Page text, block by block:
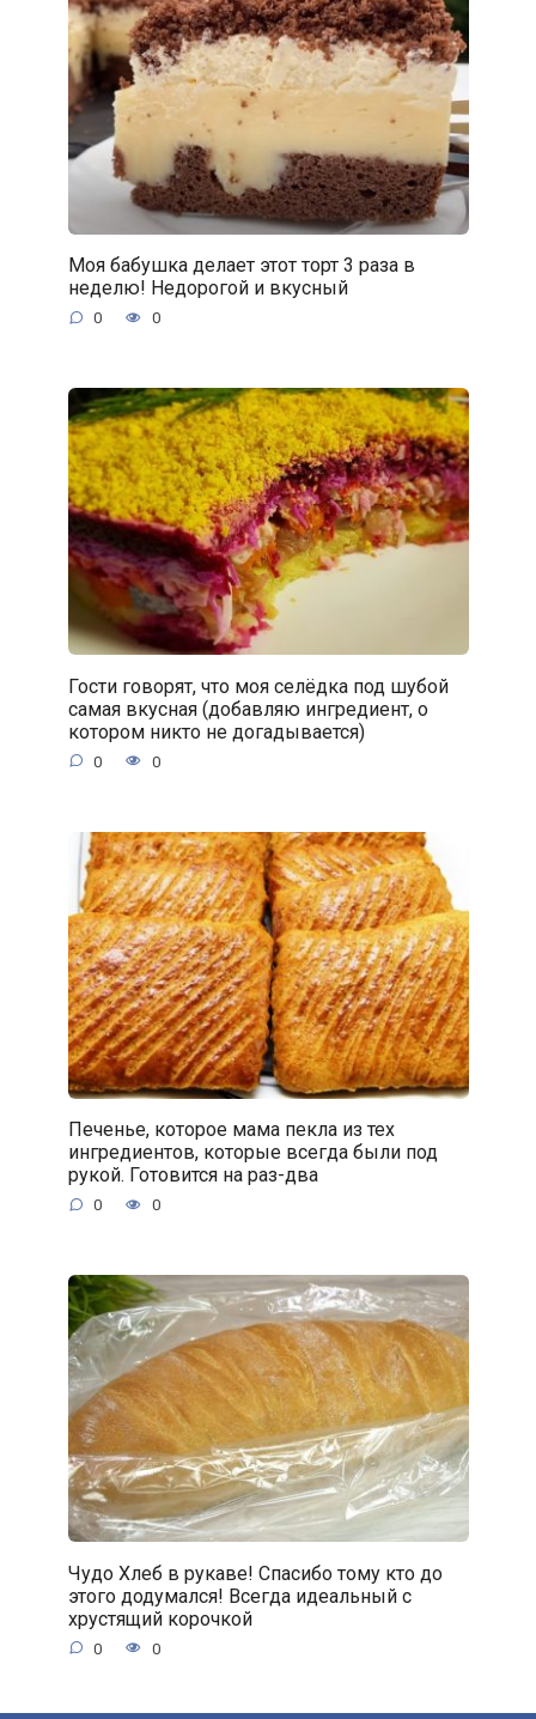
Моя бабушка делает этот торт 3 раза в
неделю! Недорогой и вкусный
0 0
Гости говорят, что моя селёдка под шубой
самая вкусная (добавляю ингредиент, о
котором никто не догадывается)
0 0
Печенье, которое мама пекла из тех
ингредиентов, которые всегда были под
рукой. Готовится на раз-два
0 0
Чудо Хлеб в рукаве! Спасибо тому кто до
этого додумался! Всегда идеальный с
хрустящий корочкой
0 0